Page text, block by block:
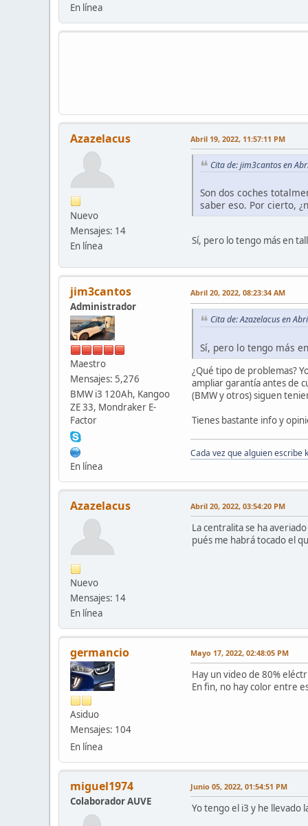
En línea
Azazelacus
Nuevo
Mensajes: 14
En línea
Abril 19, 2022, 11:57:11 PM
Cita de: jim3cantos en
Son dos coches
saber eso. Por cierto,
Sí, pero lo tengo más en
jim3cantos
Administrador
Maestro
Mensajes: 5,276
BMW i3 120Ah, Kangoo
ZE 33, Mondraker E-
Factor
En línea
Abril 20, 2022, 08:23:34 AM
Cita de: Azazelacus en
Sí, pero lo tengo más
¿Qué tipo de problemas?
ampliar garantía antes de
(BMW y otros) siguen
Tienes bastante info y
Cada vez que alguien escribe
Azazelacus
Nuevo
Mensajes: 14
En línea
Abril 20, 2022, 03:54:20 PM
La centralita se ha
pués me habrá tocado el
germancio
Asiduo
Mensajes: 104
En línea
Mayo 17, 2022, 02:48:05 PM
Hay un video de 80%
En fin, no hay color entre
miguel1974
Colaborador AUVE
Junio 05, 2022, 01:54:51 PM
Yo tengo el i3 y he llevado